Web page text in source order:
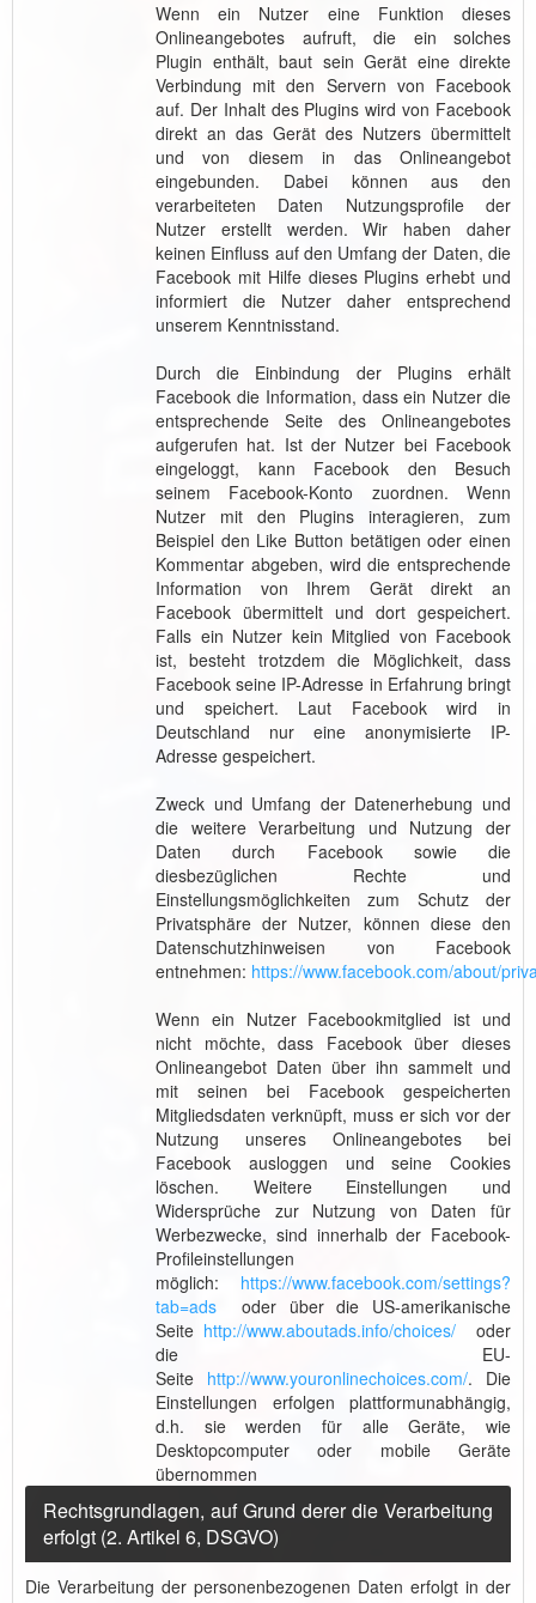
Wenn ein Nutzer eine Funktion dieses
Onlineangebotes aufruft, die ein solches
Plugin enthält, baut sein Gerät eine direkte
Verbindung mit den Servern von Facebook
auf. Der Inhalt des Plugins wird von Facebook
direkt an das Gerät des Nutzers übermittelt
und von diesem in das Onlineangebot
eingebunden. Dabei können aus den
verarbeiteten Daten Nutzungsprofile der
Nutzer erstellt werden. Wir haben daher
keinen Einfluss auf den Umfang der Daten, die
Facebook mit Hilfe dieses Plugins erhebt und
informiert die Nutzer daher entsprechend
unserem Kenntnisstand.
Durch die Einbindung der Plugins erhält
Facebook die Information, dass ein Nutzer die
entsprechende Seite des Onlineangebotes
aufgerufen hat. Ist der Nutzer bei Facebook
eingeloggt, kann Facebook den Besuch
seinem Facebook-Konto zuordnen. Wenn
Nutzer mit den Plugins interagieren, zum
Beispiel den Like Button betätigen oder einen
Kommentar abgeben, wird die entsprechende
Information von Ihrem Gerät direkt an
Facebook übermittelt und dort gespeichert.
Falls ein Nutzer kein Mitglied von Facebook
ist, besteht trotzdem die Möglichkeit, dass
Facebook seine IP-Adresse in Erfahrung bringt
und speichert. Laut Facebook wird in
Deutschland nur eine anonymisierte IP-
Adresse gespeichert.
Zweck und Umfang der Datenerhebung und
die weitere Verarbeitung und Nutzung der
Daten durch Facebook sowie die
diesbezüglichen Rechte und
Einstellungsmöglichkeiten zum Schutz der
Privatsphäre der Nutzer, können diese den
Datenschutzhinweisen von Facebook
entnehmen: https://www.facebook.com/about/
Wenn ein Nutzer Facebookmitglied ist und
nicht möchte, dass Facebook über dieses
Onlineangebot Daten über ihn sammelt und
mit seinen bei Facebook gespeicherten
Mitgliedsdaten verknüpft, muss er sich vor der
Nutzung unseres Onlineangebotes bei
Facebook ausloggen und seine Cookies
löschen. Weitere Einstellungen und
Widersprüche zur Nutzung von Daten für
Werbezwecke, sind innerhalb der Facebook-
Profileinstellungen
möglich: https://www.facebook.com/settings?
tab=ads oder über die US-amerikanische
Seite http://www.aboutads.info/choices/ oder
die EU-
Seite http://www.youronlinechoices.com/. Die
Einstellungen erfolgen plattformunabhängig,
d.h. sie werden für alle Geräte, wie
Desktopcomputer oder mobile Geräte
übernommen
Rechtsgrundlagen, auf Grund derer die Verarbeitung
erfolgt (2. Artikel 6, DSGVO)
Die Verarbeitung der personenbezogenen Daten erfolgt in der